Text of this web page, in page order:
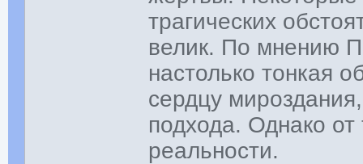
трагических
велик. По мнению
настолько тонкая
сердцу
подхода. Однако от
реальности.